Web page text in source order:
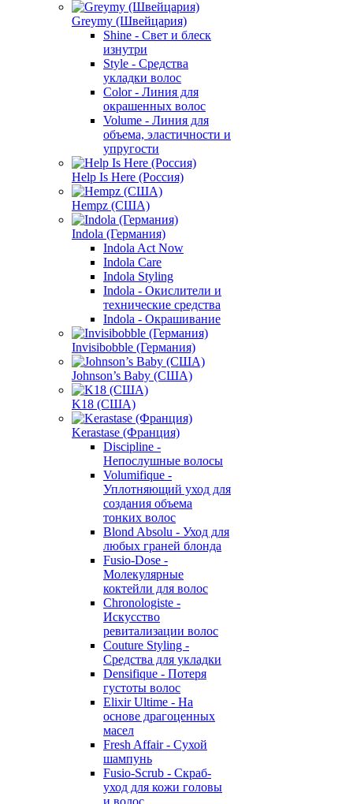
Greymy (Швейцария)
Shine - Свет и блеск
изнутри
Style - Средства
укладки волос
Color - Линия для
окрашенных волос
Volume - Линия для
объема, эластичности и
упругости
Help Is Here (Россия)
Hempz (США)
Indola (Германия)
Indola Act Now
Indola Care
Indola Styling
Indola - Окислители и
технические средства
Indola - Окрашивание
Invisibobble (Германия)
Johnson’s Baby (США)
K18 (США)
Kerastase (Франция)
Discipline -
Непослушные волосы
Volumifique -
Уплотняющий уход для
создания объема
тонких волос
Blond Absolu - Уход для
любых граней блонда
Fusio-Dose -
Молекулярные
коктейли для волос
Chronologiste -
Искусство
ревитализации волос
Couture Styling -
Средства для укладки
Densifique - Потеря
густоты волос
Elixir Ultime - На
основе драгоценных
масел
Fresh Affair - Сухой
шампунь
Fusio-Scrub - Скраб-
уход для кожи головы
и волос